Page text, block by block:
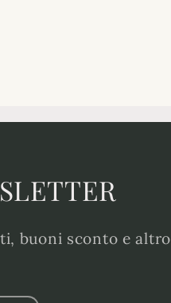
buoni sconto e altro